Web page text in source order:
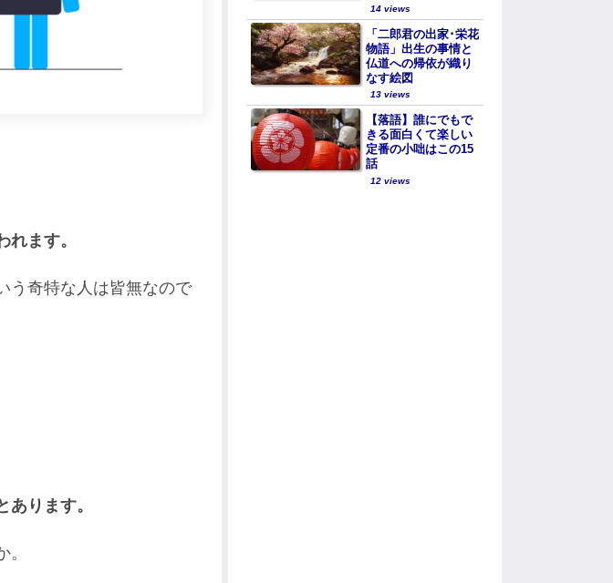
ます。
う奇特な人は皆無なので
ります。
14 views
「二郎君の出家･栄花
物語」出生の事情と
仏道への帰依が織り
なす絵図
13 views
【落語】誰にでもで
きる面白くて楽しい
定番の小咄はこの15
話
12 views